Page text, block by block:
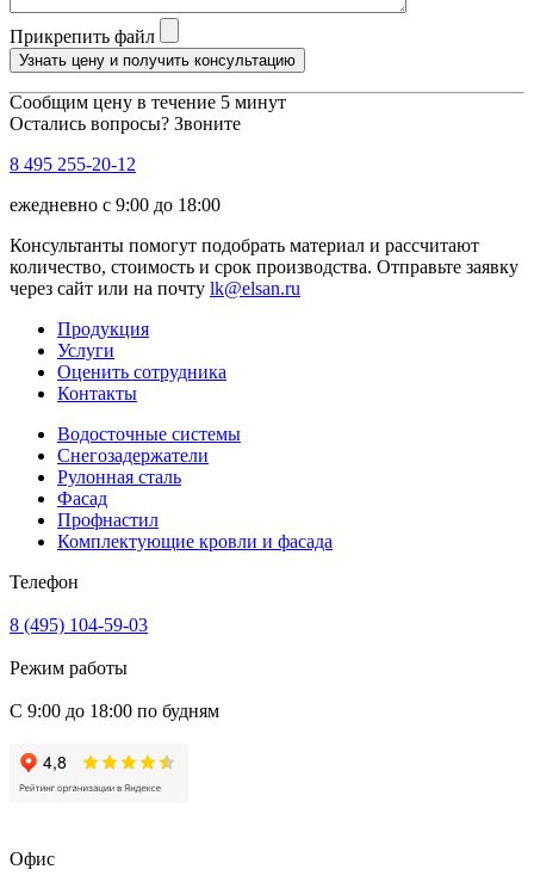
Прикрепить файл
Узнать цену и получить консультацию
Сообщим цену в течение 5 минут
Остались вопросы? Звоните
8 495 255-20-12
ежедневно с 9:00 до 18:00
Консультанты помогут подобрать материал и рассчитают
количество, стоимость и срок производства. Отправьте заявку
через сайт или на почту lk@elsan.ru
Продукция
Услуги
Оценить сотрудника
Контакты
Водосточные системы
Снегозадержатели
Рулонная сталь
Фасад
Профнастил
Комплектующие кровли и фасада
Телефон
8 (495) 104-59-03
Режим работы
С 9:00 до 18:00 по будням
Офис